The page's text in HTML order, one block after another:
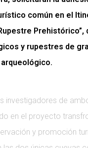
común en el
y rupestres de
investigadores de
en el proyecto
y promoción